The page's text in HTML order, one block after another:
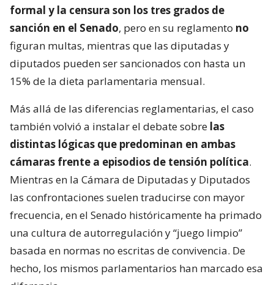
formal y la censura son los tres grados de
sanción en el Senado, pero en su reglamento no
figuran multas, mientras que las diputadas y
diputados pueden ser sancionados con hasta un
15% de la dieta parlamentaria mensual.
Más allá de las diferencias reglamentarias, el caso
también volvió a instalar el debate sobre las
distintas lógicas que predominan en ambas
cámaras frente a episodios de tensión política.
Mientras en la Cámara de Diputadas y Diputados
las confrontaciones suelen traducirse con mayor
frecuencia, en el Senado históricamente ha primado
una cultura de autorregulación y “juego limpio”
basada en normas no escritas de convivencia. De
hecho, los mismos parlamentarios han marcado esa